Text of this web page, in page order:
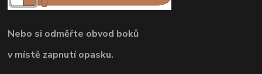
Nebo si odměřte obvod boků
v místě zapnutí opasku.